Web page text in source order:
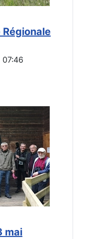
Régionale
mai